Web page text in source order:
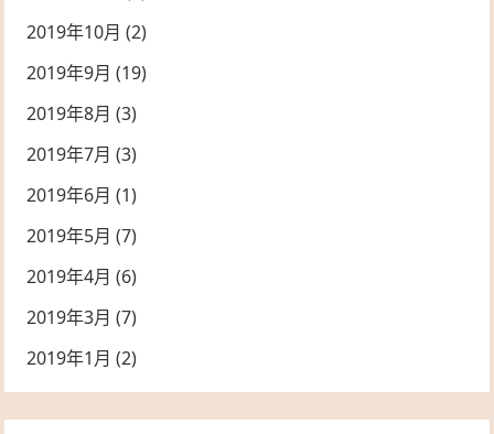
2019年10月 (2)
2019年9月 (19)
2019年8月 (3)
2019年7月 (3)
2019年6月 (1)
2019年5月 (7)
2019年4月 (6)
2019年3月 (7)
2019年1月 (2)